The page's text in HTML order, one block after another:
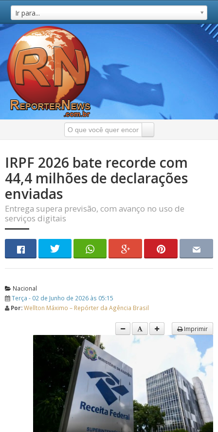
Ir para...
IRPF 2026 bate recorde com
44,4 milhões de declarações
enviadas
Entrega supera previsão, com avanço no uso de
serviços digitais
Nacional
Terça - 02 de Junho de 2026 às 05:15
Por:Wellton Máximo – Repórter da Agência Brasil
Imprimir